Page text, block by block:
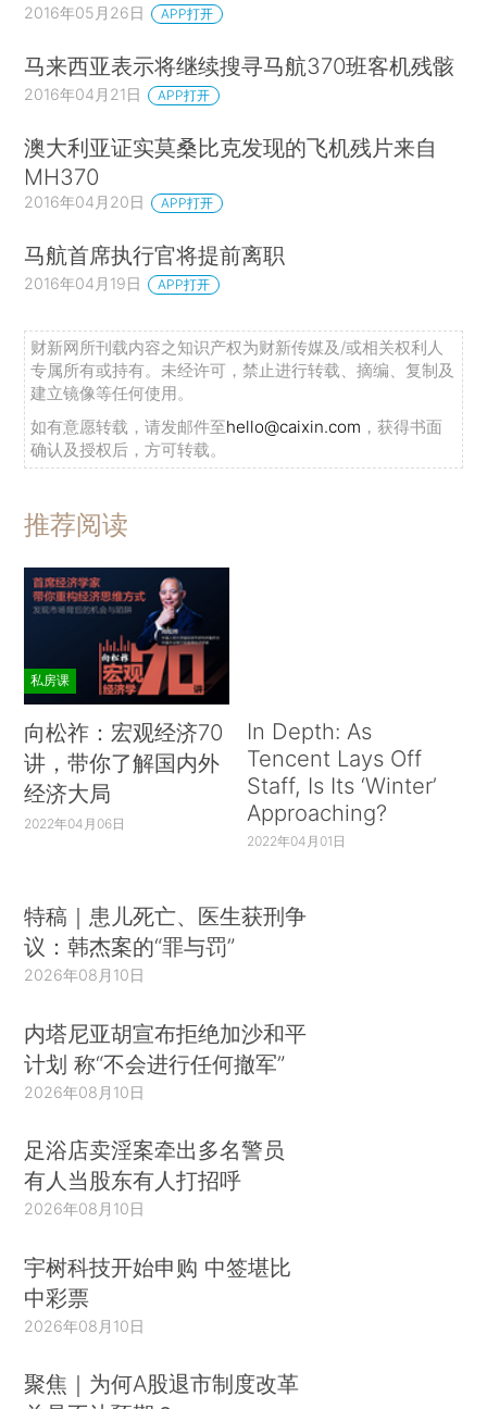
2016年05月26日 APP打开
马来西亚表示将继续搜寻马航370班客机残骸
2016年04月21日 APP打开
澳大利亚证实莫桑比克发现的飞机残片来自
MH370
2016年04月20日 APP打开
马航首席执行官将提前离职
2016年04月19日 APP打开
财新网所刊载内容之知识产权为财新传媒及/或相关权利人
专属所有或持有。未经许可，禁止进行转载、摘编、复制及
建立镜像等任何使用。
如有意愿转载，请发邮件至hello@caixin.com ，获得书面
确认及授权后，方可转载。
推荐阅读
私房课
向松祚：宏观经济70
讲，带你了解国内外
经济大局
2022年04月06日
In Depth: As
Tencent Lays Off
Staff, Is Its ‘Winter’
Approaching?
2022年04月01日
特稿｜患儿死亡、医生获刑争
议：韩杰案的“罪与罚”
2026年08月10日
内塔尼亚胡宣布拒绝加沙和平
计划 称“不会进行任何撤军”
2026年08月10日
足浴店卖淫案牵出多名警员
有人当股东有人打招呼
2026年08月10日
宇树科技开始申购 中签堪比
中彩票
2026年08月10日
聚焦｜为何A股退市制度改革